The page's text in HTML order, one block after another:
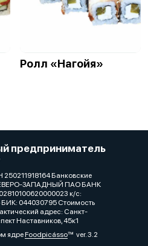
Ролл «Нагойя»
предприниматель
Банковские
ЗАПАДНЫЙ ПАО БАНК
к/с:
044030795 Стоимость
адрес: Санкт-
Наставников, 45к1
ядреFoodpicássover. 3.2